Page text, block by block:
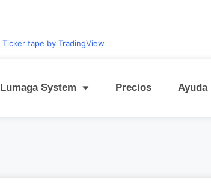
Ticker tape by TradingView
Lumaga System Precios Ayuda